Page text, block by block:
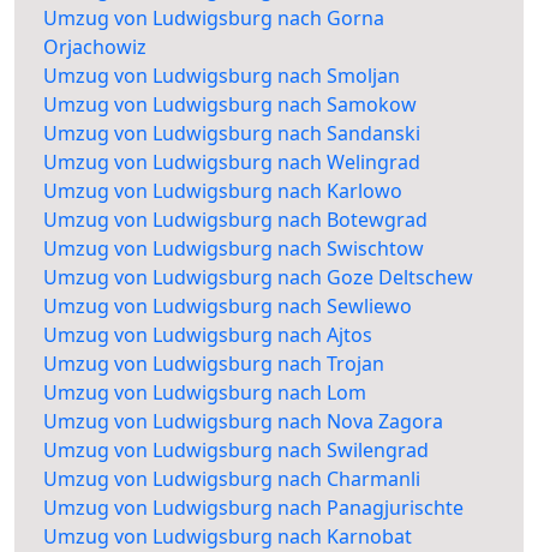
Umzug von Ludwigsburg nach Gorna
Orjachowiz
Umzug von Ludwigsburg nach Smoljan
Umzug von Ludwigsburg nach Samokow
Umzug von Ludwigsburg nach Sandanski
Umzug von Ludwigsburg nach Welingrad
Umzug von Ludwigsburg nach Karlowo
Umzug von Ludwigsburg nach Botewgrad
Umzug von Ludwigsburg nach Swischtow
Umzug von Ludwigsburg nach Goze Deltschew
Umzug von Ludwigsburg nach Sewliewo
Umzug von Ludwigsburg nach Ajtos
Umzug von Ludwigsburg nach Trojan
Umzug von Ludwigsburg nach Lom
Umzug von Ludwigsburg nach Nova Zagora
Umzug von Ludwigsburg nach Swilengrad
Umzug von Ludwigsburg nach Charmanli
Umzug von Ludwigsburg nach Panagjurischte
Umzug von Ludwigsburg nach Karnobat